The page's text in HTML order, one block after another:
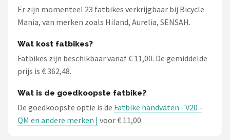
Er zijn momenteel 23 fatbikes verkrijgbaar bij Bicycle
Mania, van merken zoals Hiland, Aurelia, SENSAH.
Wat kost fatbikes?
Fatbikes zijn beschikbaar vanaf € 11,00. De gemiddelde
prijs is € 362,48.
Wat is de goedkoopste fatbike?
De goedkoopste optie is de Fatbike handvaten - V20 -
QM en andere merken | voor € 11,00.